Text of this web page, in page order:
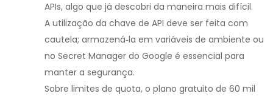
APIs, algo que já descobri da maneira mais difícil.
A utilização da chave de API deve ser feita com
cautela; armazená‑la em variáveis de ambiente ou
no Secret Manager do Google é essencial para
manter a segurança.
Sobre limites de quota, o plano gratuito de 60 mil